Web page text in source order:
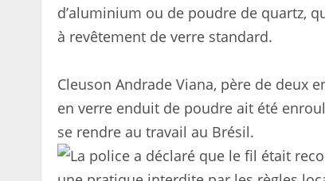
d’aluminium ou de poudre de quartz,
à revêtement de verre standard.
Cleuson Andrade Viana, père de deux
en verre enduit de poudre ait été
se rendre au travail au Brésil.